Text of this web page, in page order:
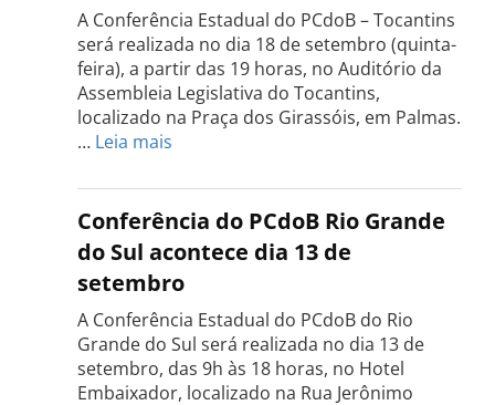
A Conferência Estadual do PCdoB – Tocantins
será realizada no dia 18 de setembro (quinta-
feira), a partir das 19 horas, no Auditório da
Assembleia Legislativa do Tocantins,
localizado na Praça dos Girassóis, em Palmas.
… Leia mais
Estadual
do
PCdoB
Tocantins
será
realizada
dia
18
de
Conferência do PCdoB Rio Grande
do Sul acontece dia 13 de
setembro
A Conferência Estadual do PCdoB do Rio
Grande do Sul será realizada no dia 13 de
setembro, das 9h às 18 horas, no Hotel
Embaixador, localizado na Rua Jerônimo